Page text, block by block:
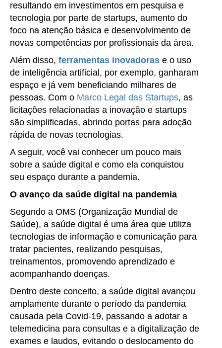
resultando em investimentos em pesquisa e
tecnologia por parte de startups, aumento do
foco na atenção básica e desenvolvimento de
novas competências por profissionais da área.
Além disso, ferramentas inovadoras e o uso
de inteligência artificial, por exemplo, ganharam
espaço e já vem beneficiando milhares de
pessoas. Com o Marco Legal das Startups, as
licitações relacionadas a inovação e startups
são simplificadas, abrindo portas para adoção
rápida de novas tecnologias.
A seguir, você vai conhecer um pouco mais
sobre a saúde digital e como ela conquistou
seu espaço durante a pandemia.
O avanço da saúde digital na pandemia
Segundo a OMS (Organização Mundial de
Saúde), a saúde digital é uma área que utiliza
tecnologias de informação e comunicação para
tratar pacientes, realizando pesquisas,
treinamentos, promovendo aprendizado e
acompanhando doenças.
Dentro deste conceito, a saúde digital avançou
amplamente durante o período da pandemia
causada pela Covid-19, passando a adotar a
telemedicina para consultas e a digitalização de
exames e laudos, evitando o deslocamento do